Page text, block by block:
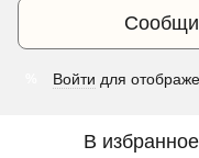
Войти для
В избранное